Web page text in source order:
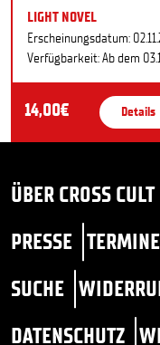
LIGHT NOVEL
Erscheinungsdatum:
Verfügbarkeit: Ab dem
14,00€ Details
ÜBER CROSS CULT
PRESSE TERMINE
SUCHE
DATENSCHUTZ